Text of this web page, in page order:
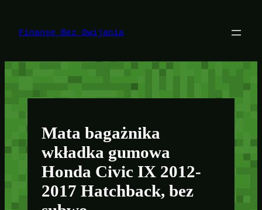
treści
Finanse Bez Owijania
Mata bagażnika
wkładka gumowa
Honda Civic IX 2012-
2017 Hatchback, bez